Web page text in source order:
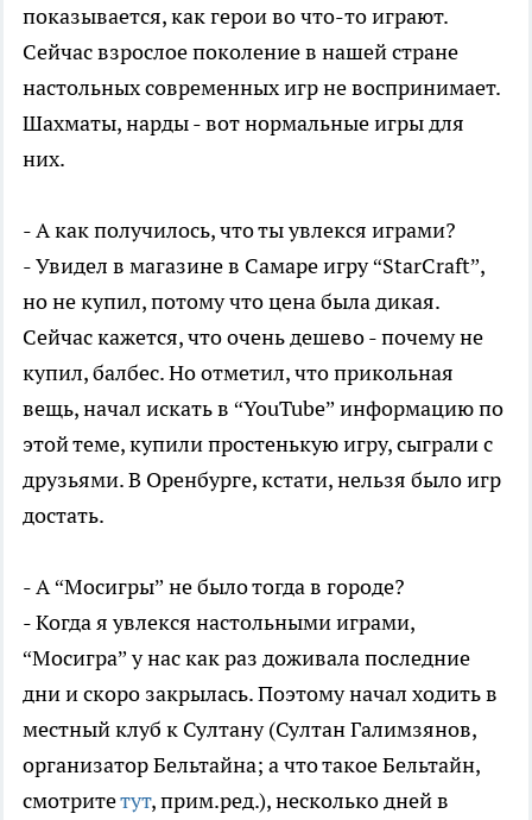
показывается, как герои во что-то играют.
Сейчас взрослое поколение в нашей стране
настольных современных игр не воспринимает.
Шахматы, нарды - вот нормальные игры для
них.
- А как получилось, что ты увлекся играми?
- Увидел в магазине в Самаре игру “StarCraft”,
но не купил, потому что цена была дикая.
Сейчас кажется, что очень дешево - почему не
купил, балбес. Но отметил, что прикольная
вещь, начал искать в “YouTube” информацию по
этой теме, купили простенькую игру, сыграли с
друзьями. В Оренбурге, кстати, нельзя было игр
достать.
- А “Мосигры” не было тогда в городе?
- Когда я увлекся настольными играми,
“Мосигра” у нас как раз доживала последние
дни и скоро закрылась. Поэтому начал ходить в
местный клуб к Султану (Султан Галимзянов,
организатор Бельтайна; а что такое Бельтайн,
смотритетут, прим.ред.), несколько дней в